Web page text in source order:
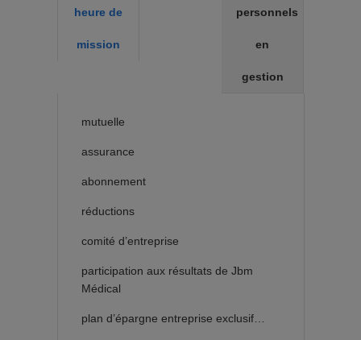
heure de
mission
personnels
en
gestion
mutuelle
assurance
abonnement
réductions
comité d’entreprise
participation aux résultats de Jbm
Médical
plan d’épargne entreprise exclusif…